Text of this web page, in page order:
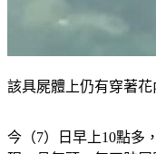
該具屍體上仍有穿著花
今（7）日早上10點多